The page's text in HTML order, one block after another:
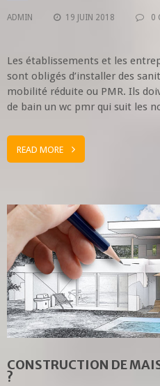
ADMIN 19 JUIN 2018 0
Les établissements et les
sont obligés d’installer des
mobilité réduite ou PMR. Ils
de bain un wc pmr qui suit les
READ MORE
CONSTRUCTION DE
?